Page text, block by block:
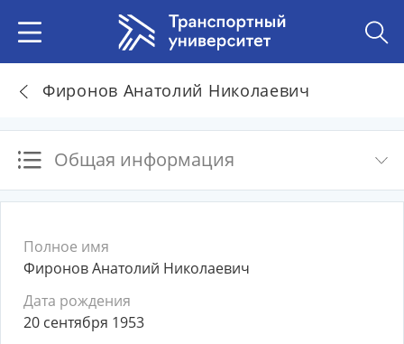
Фиронов Анатолий Николаевич
Общая информация
Полное имя
Фиронов Анатолий Николаевич
Дата рождения
20 сентября 1953